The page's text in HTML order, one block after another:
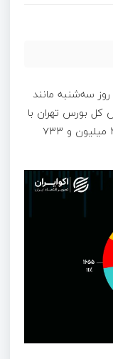
روز سه‌شنبه مانند
بورس تهران با
کاهش ۳۴ هزار و ۹۵۸ واحدی در محدوده 2 میلیون و ۷۳۳